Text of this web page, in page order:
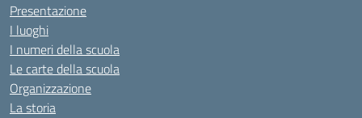
Presentazione
I luoghi
I numeri della scuola
Le carte della scuola
Organizzazione
La storia